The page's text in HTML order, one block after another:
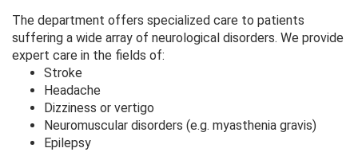
The department offers specialized care to patients
suffering a wide array of neurological disorders. We provide
expert care in the fields of:
Stroke
Headache
Dizziness or vertigo
Neuromuscular disorders (e.g. myasthenia gravis)
Epilepsy